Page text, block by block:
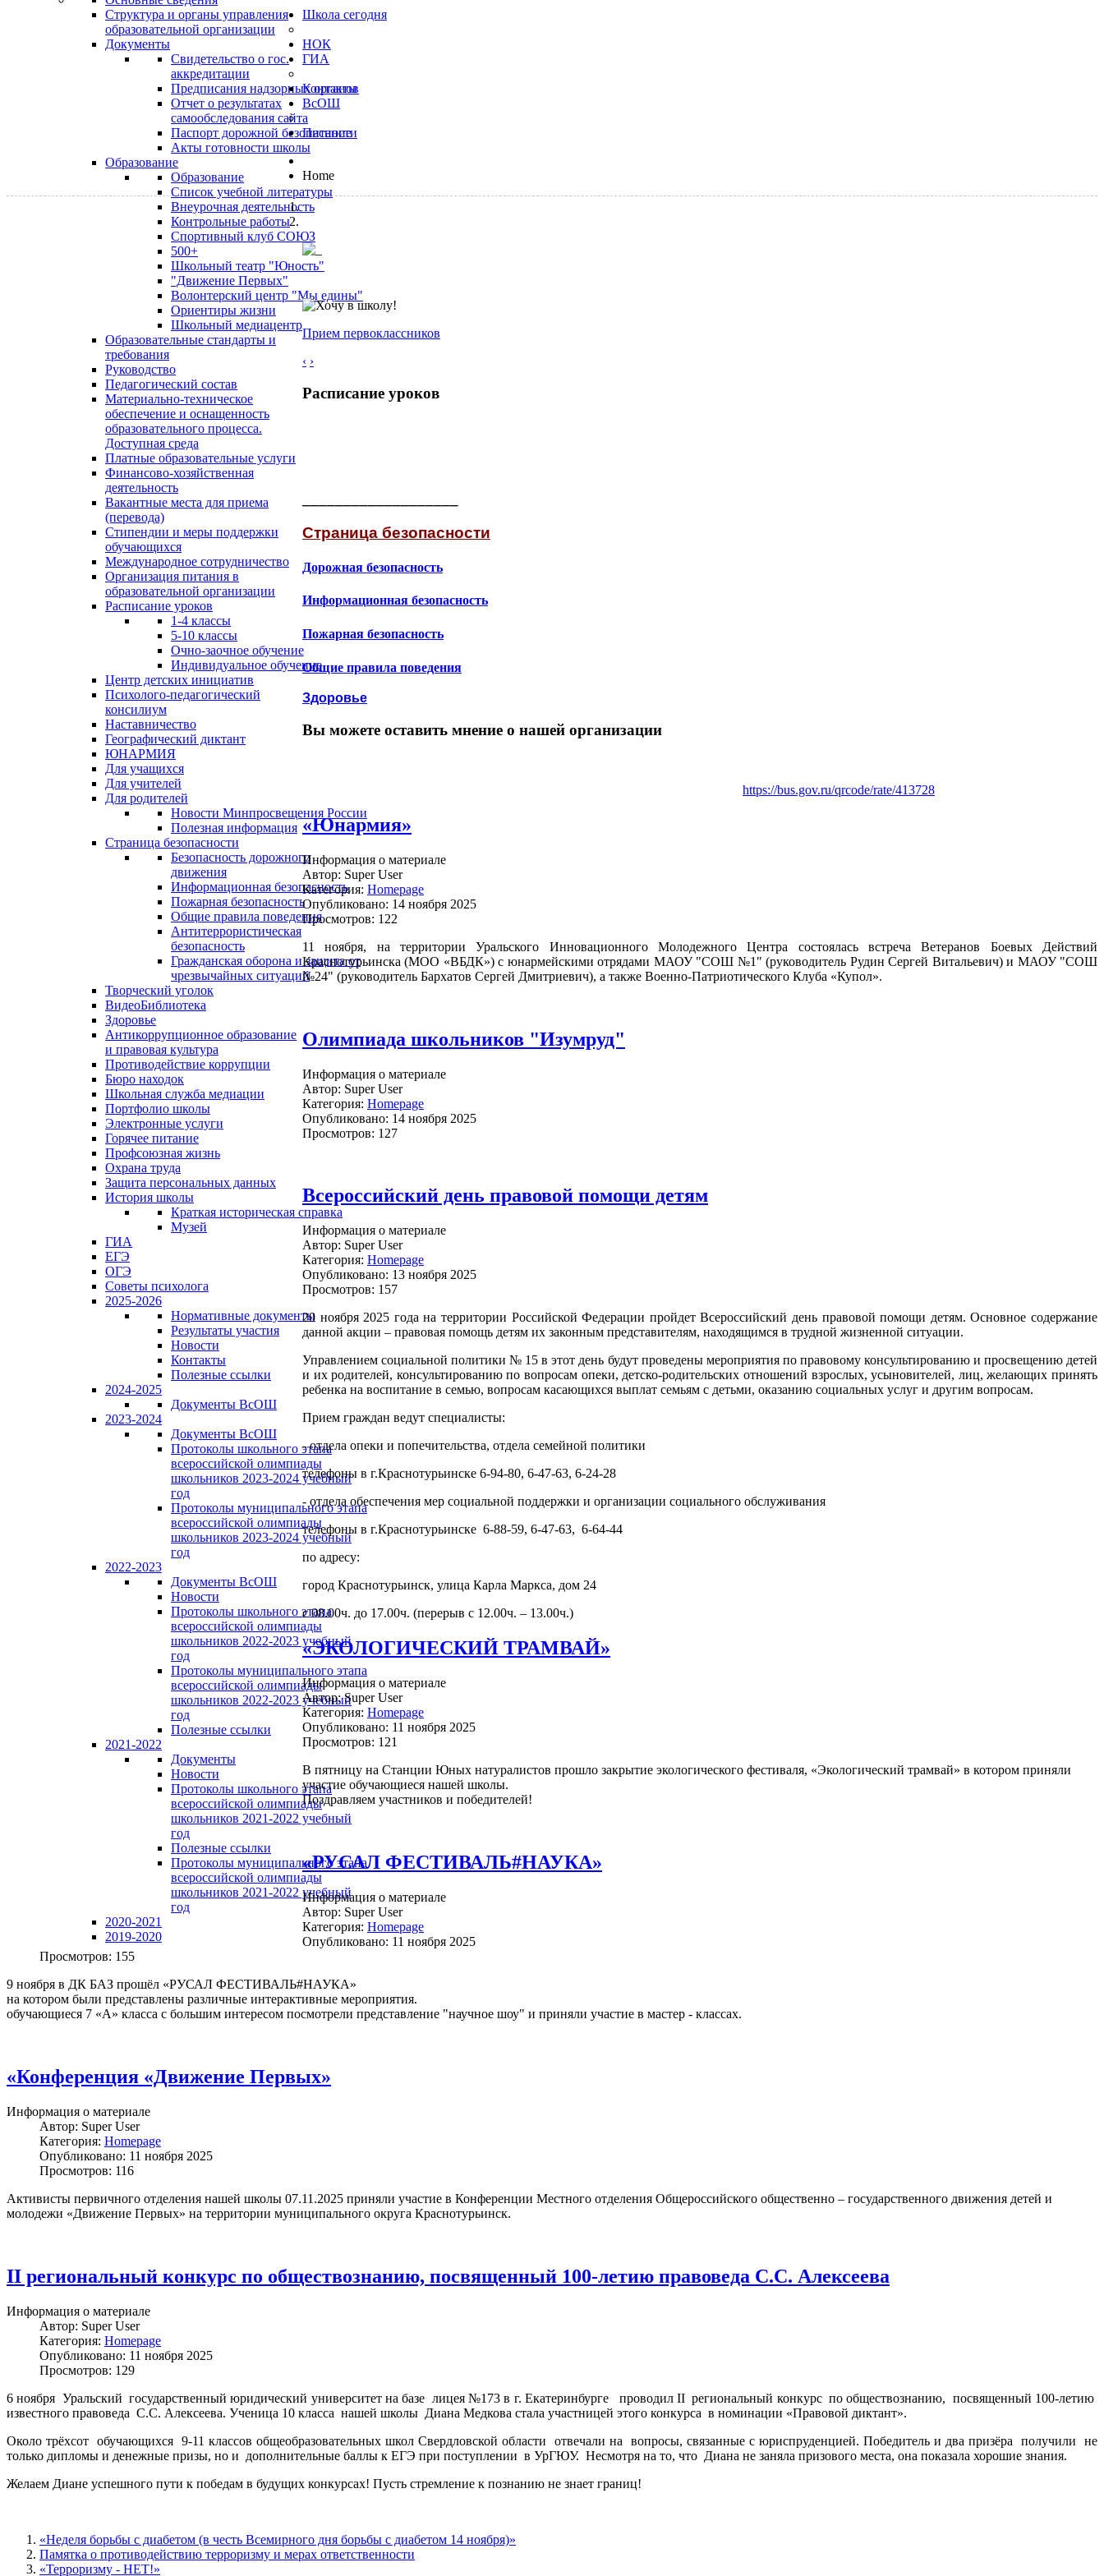
Структура и органы управления
образовательной организации
Документы
Свидетельство о гос.
аккредитации
Предписания надзорных органов
Отчет о результатах
самообследования сайта
Паспорт дорожной безопасности
Акты готовности школы
Образование
Образование
Список учебной литературы
Внеурочная деятельность
Контрольные работы
Спортивный клуб СОЮЗ
500+
Школьный театр "Юность"
"Движение Первых"
Волонтерский центр "Мы едины"
Ориентиры жизни
Школьный медиацентр
Образовательные стандарты и
требования
Руководство
Педагогический состав
Материально-техническое
обеспечение и оснащенность
образовательного процесса.
Доступная среда
Платные образовательные услуги
Финансово-хозяйственная
деятельность
Вакантные места для приема
(перевода)
Стипендии и меры поддержки
обучающихся
Международное сотрудничество
Организация питания в
образовательной организации
Школа сегодня
Расписание уроков
1-4 классы
5-10 классы
Очно-заочное обучение
Индивидуальное обучение
Центр детских инициатив
Психолого-педагогический
консилиум
Наставничество
Географический диктант
ЮНАРМИЯ
Для учащихся
Для учителей
Для родителей
Новости Минпросвещения России
Полезная информация
Страница безопасности
Безопасность дорожного
движения
Информационная безопасность
Пожарная безопасность
Общие правила поведения
Антитеррористическая
безопасность
Гражданская оборона и защита от
чрезвычайных ситуаций
Творческий уголок
ВидеоБиблиотека
Здоровье
Антикоррупционное образование
и правовая культура
Противодействие коррупции
Бюро находок
Школьная служба медиации
Портфолио школы
Электронные услуги
Горячее питание
Профсоюзная жизнь
Охрана труда
Защита персональных данных
История школы
Краткая историческая справка
Музей
НОК
ГИА
ГИА
ЕГЭ
ОГЭ
Советы психолога
Контакты
ВсОШ
2025-2026
Нормативные документы
Результаты участия
Новости
Контакты
Полезные ссылки
2024-2025
Документы ВсОШ
2023-2024
Документы ВсОШ
Протоколы школьного этапа
всероссийской олимпиады
школьников 2023-2024 учебный
год
Протоколы муниципального этапа
всероссийской олимпиады
школьников 2023-2024 учебный
год
2022-2023
Документы ВсОШ
Новости
Протоколы школьного этапа
всероссийской олимпиады
школьников 2022-2023 учебный
год
Протоколы муниципального этапа
всероссийской олимпиады
школьников 2022-2023 учебный
год
Полезные ссылки
2021-2022
Документы
Новости
Протоколы школьного этапа
всероссийской олимпиады
школьников 2021-2022 учебный
год
Полезные ссылки
Протоколы муниципального этапа
всероссийской олимпиады
школьников 2021-2022 учебный
год
2020-2021
2019-2020
Питание
Home
Прием первоклассников
‹ ›
Расписание уроков
Страница безопасности
Дорожная безопасность
Информационная безопасность
Пожарная безопасность
Общие правила поведения
Здоровье
Вы можете оставить мнение о нашей организации
https://bus.gov.ru/qrcode/rate/413728
«Юнармия»
Информация о материале
Автор: Super User
Категория: Homepage
Опубликовано: 14 ноября 2025
Просмотров: 122
11 ноября, на территории Уральского Инновационного Молодежного Центра состоялась встреча Ветеранов Боевых Действий
Краснотурьинска (МОО «ВБДК») с юнармейскими отрядами МАОУ "СОШ №1" (руководитель Рудин Сергей Витальевич) и МАОУ "СОШ
№24" (руководитель Бархатов Сергей Дмитриевич), а также Военно-Патриотического Клуба «Купол».
Олимпиада школьников "Изумруд"
Информация о материале
Автор: Super User
Категория: Homepage
Опубликовано: 14 ноября 2025
Просмотров: 127
Всероссийский день правовой помощи детям
Информация о материале
Автор: Super User
Категория: Homepage
Опубликовано: 13 ноября 2025
Просмотров: 157
20 ноября 2025 года на территории Российской Федерации пройдет Всероссийский день правовой помощи детям. Основное содержание
данной акции – правовая помощь детям их законным представителям, находящимся в трудной жизненной ситуации.
Управлением социальной политики № 15 в этот день будут проведены мероприятия по правовому консультированию и просвещению детей
и их родителей, консультированию по вопросам опеки, детско-родительских отношений взрослых, усыновителей, лиц, желающих принять
ребенка на воспитание в семью, вопросам касающихся выплат семьям с детьми, оказанию социальных услуг и другим вопросам.
Прием граждан ведут специалисты:
- отдела опеки и попечительства, отдела семейной политики
телефоны в г.Краснотурьинске 6-94-80, 6-47-63, 6-24-28
- отдела обеспечения мер социальной поддержки и организации социального обслуживания
телефоны в г.Краснотурьинске 6-88-59, 6-47-63, 6-64-44
по адресу:
город Краснотурьинск, улица Карла Маркса, дом 24
с 08.00ч. до 17.00ч. (перерыв с 12.00ч. – 13.00ч.)
«ЭКОЛОГИЧЕСКИЙ ТРАМВАЙ»
Информация о материале
Автор:Super User
Категория: Homepage
Опубликовано: 11 ноября 2025
Просмотров: 121
В пятницу на Станции Юных натуралистов прошло закрытие экологического фестиваля, «Экологический трамвай» в котором приняли
участие обучающиеся нашей школы.
Поздравляем участников и победителей!
«РУСАЛ ФЕСТИВАЛЬ#НАУКА»
Информация о материале
Автор: Super User
Категория: Homepage
Опубликовано: 11 ноября 2025
Просмотров: 155
9 ноября в ДК БАЗ прошёл «РУСАЛ ФЕСТИВАЛЬ#НАУКА»
на котором были представлены различные интерактивные мероприятия.
обучающиеся 7 «А» класса с большим интересом посмотрели представление "научное шоу" и приняли участие в мастер - классах.
«Конференция «Движение Первых»
Информация о материале
Автор: Super User
Категория: Homepage
Опубликовано: 11 ноября 2025
Просмотров: 116
Активисты первичного отделения нашей школы 07.11.2025 приняли участие в Конференции Местного отделения Общероссийского общественно – государственного движения детей и
молодежи «Движение Первых» на территории муниципального округа Краснотурьинск.
II региональный конкурс по обществознанию, посвященный 100-летию правоведа С.С. Алексеева
Информация о материале
Автор: Super User
Категория: Homepage
Опубликовано: 11 ноября 2025
Просмотров: 129
6 ноября Уральский государственный юридический университет на базе лицея №173 в г. Екатеринбурге проводил II региональный конкурс по обществознанию, посвященный 100-летию
известного правоведа С.С. Алексеева. Ученица 10 класса нашей школы Диана Медкова стала участницей этого конкурса в номинации «Правовой диктант».
Около трёхсот обучающихся 9-11 классов общеобразовательных школ Свердловской области отвечали на вопросы, связанные с юриспруденцией. Победитель и два призёра получили не
только дипломы и денежные призы, но и дополнительные баллы к ЕГЭ при поступлении в УрГЮУ. Несмотря на то, что Диана не заняла призового места, она показала хорошие знания.
Желаем Диане успешного пути к победам в будущих конкурсах! Пусть стремление к познанию не знает границ!
«Неделя борьбы с диабетом (в честь Всемирного дня борьбы с диабетом 14 ноября)»
Памятка о противодействию терроризму и мерах ответственности
«Терроризму - НЕТ!»